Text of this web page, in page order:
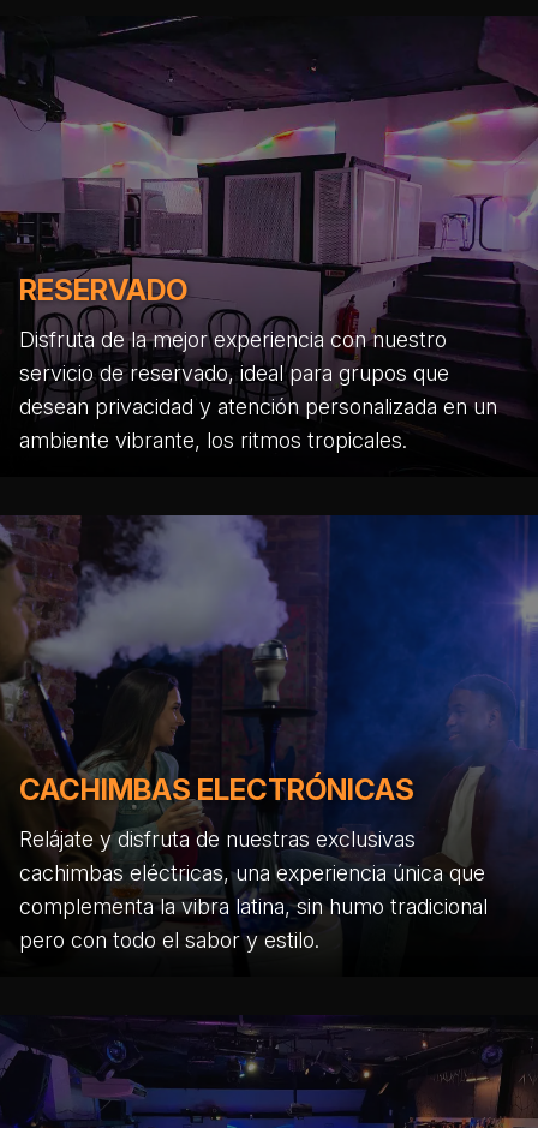
RESERVADO
Disfruta de la mejor experiencia con nuestro
servicio de reservado, ideal para grupos que
desean privacidad y atención personalizada en un
ambiente vibrante, los ritmos tropicales.
CACHIMBAS ELECTRÓNICAS
Relájate y disfruta de nuestras exclusivas
cachimbas eléctricas, una experiencia única que
complementa la vibra latina, sin humo tradicional
pero con todo el sabor y estilo.